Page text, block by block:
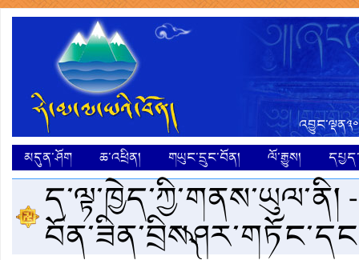
མདུན་ཤོག
ཆ་འཕྲིན། གཡུང་དྲུང་བོན། ལོ་རྒྱུས།
ད་ལྟ་ཁྱེད་ཀྱི་གནས་ཡུལ་ནི།